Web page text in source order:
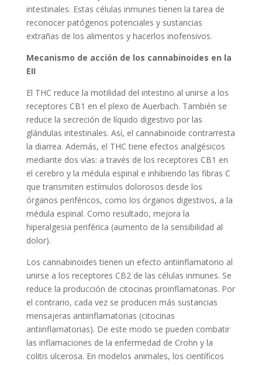
intestinales. Estas células inmunes tienen la tarea de
reconocer patógenos potenciales y sustancias
extrañas de los alimentos y hacerlos inofensivos.
Mecanismo de acción de los cannabinoides en la
EII
El THC reduce la motilidad del intestino al unirse a los
receptores CB1 en el plexo de Auerbach. También se
reduce la secreción de líquido digestivo por las
glándulas intestinales. Así, el cannabinoide contrarresta
la diarrea. Además, el THC tiene efectos analgésicos
mediante dos vías: a través de los receptores CB1 en
el cerebro y la médula espinal e inhibiendo las fibras C
que transmiten estímulos dolorosos desde los
órganos periféricos, como los órganos digestivos, a la
médula espinal. Como resultado, mejora la
hiperalgesia periférica (aumento de la sensibilidad al
dolor).
Los cannabinoides tienen un efecto antiinflamatorio al
unirse a los receptores CB2 de las células inmunes. Se
reduce la producción de citocinas proinflamatorias. Por
el contrario, cada vez se producen más sustancias
mensajeras antiinflamatorias (citocinas
antiinflamatorias). De este modo se pueden combatir
las inflamaciones de la enfermedad de Crohn y la
colitis ulcerosa. En modelos animales, los científicos